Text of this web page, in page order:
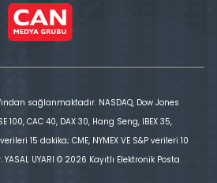
sağlanmaktadır. NASDAQ, Dow Jones
100, CAC 40, DAX 30, Hang Seng, IBEX 35,
15 dakika; CME, NYMEX VE S&P verileri 10
UYARI © 2026 Kayıtlı Elektronik Posta